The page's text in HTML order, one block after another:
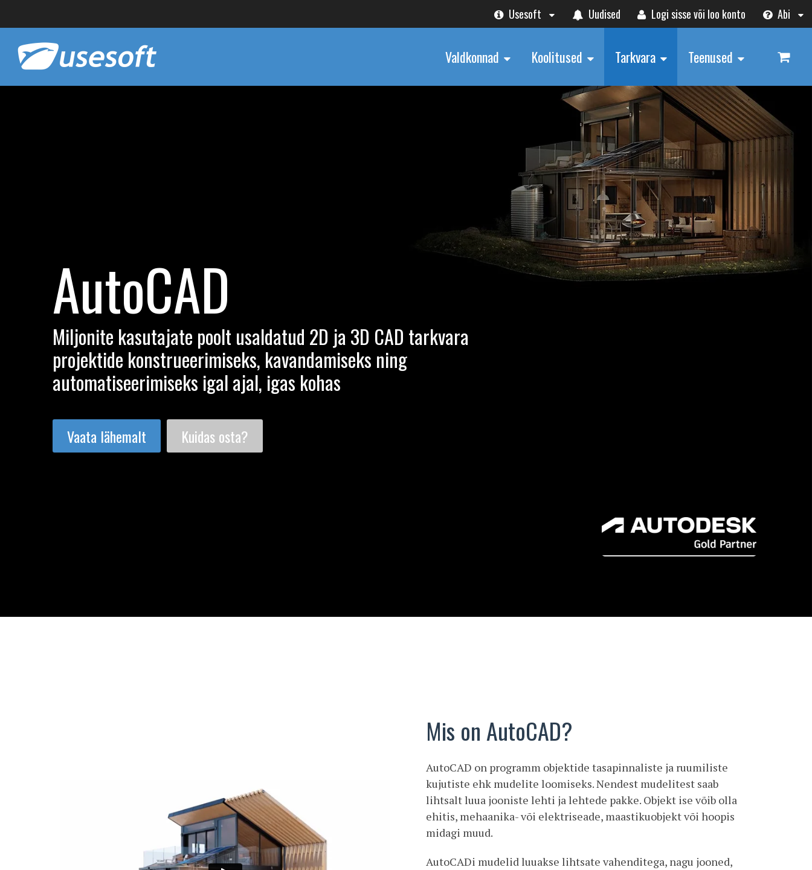
Usesoft Uudised Logi sisse või loo konto Abi
Valdkonnad Koolitused Tarkvara Teenused
AutoCAD
Miljonite kasutajate poolt usaldatud 2D ja 3D CAD tarkvara
projektide konstrueerimiseks, kavandamiseks ning
automatiseerimiseks igal ajal, igas kohas
Vaata lähemalt Kuidas osta?
Mis on AutoCAD?
AutoCAD on programm objektide tasapinnaliste ja ruumiliste
kujutiste ehk mudelite loomiseks. Nendest mudelitest saab
lihtsalt luua jooniste lehti ja lehtede pakke. Objekt ise võib olla
ehitis, mehaanika- või elektriseade, maastikuobjekt või hoopis
midagi muud.
AutoCADi mudelid luuakse lihtsate vahenditega, nagu jooned,